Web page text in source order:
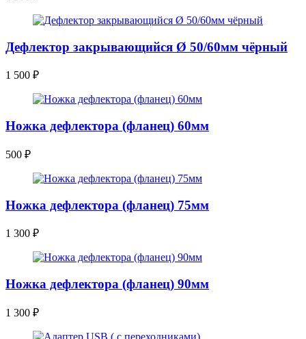
Дефлектор закрывающийся Ø 50/60мм чёрный
1 500 ₽
Ножка дефлектора (фланец) 60мм
500 ₽
Ножка дефлектора (фланец) 75мм
1 300 ₽
Ножка дефлектора (фланец) 90мм
1 300 ₽